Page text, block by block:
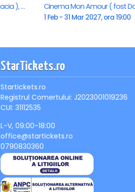
Cinema Mon Amour ( fost Dacia ), Piatra-Neamt
1 Feb - 31 Mar 2027, ora 19:00
StarTickets.ro
Startickets.ro
Registrul Comertului: J2023001019236
CUI: 31112535
L-V, 09:00-18:00
office@startickets.ro
0790830360